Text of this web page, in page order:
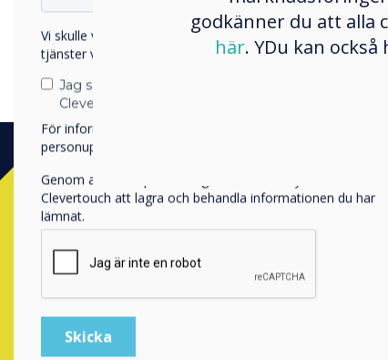
On your
Browse the USB
Press “Set as
godkänner du att alla
här. YDu kan
Vi skulle vilja kontakta dig angående våra produkter och
tjänster via e-post, telefon eller post.
Jag samtycker till att ta emot kommunikation från
Clevertouch
För information om hur vi samlar in och använder dina
personuppgifter, besök vår
Genom att klicka på skicka ger du ditt samtycke till
Clevertouch att lagra och behandla informationen du har
lämnat.